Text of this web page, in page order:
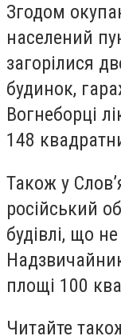
Згодом
населений
загорілися
будинок,
Вогнеборці
148
Також у
російський
будівлі, що
площі 100
Читайте